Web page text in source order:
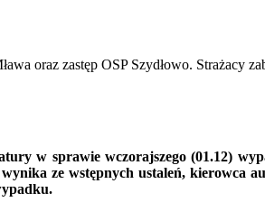
oraz zastęp OSP Szydłowo.
w sprawie wczorajszego (01.12)
ze wstępnych ustaleń, kierowca